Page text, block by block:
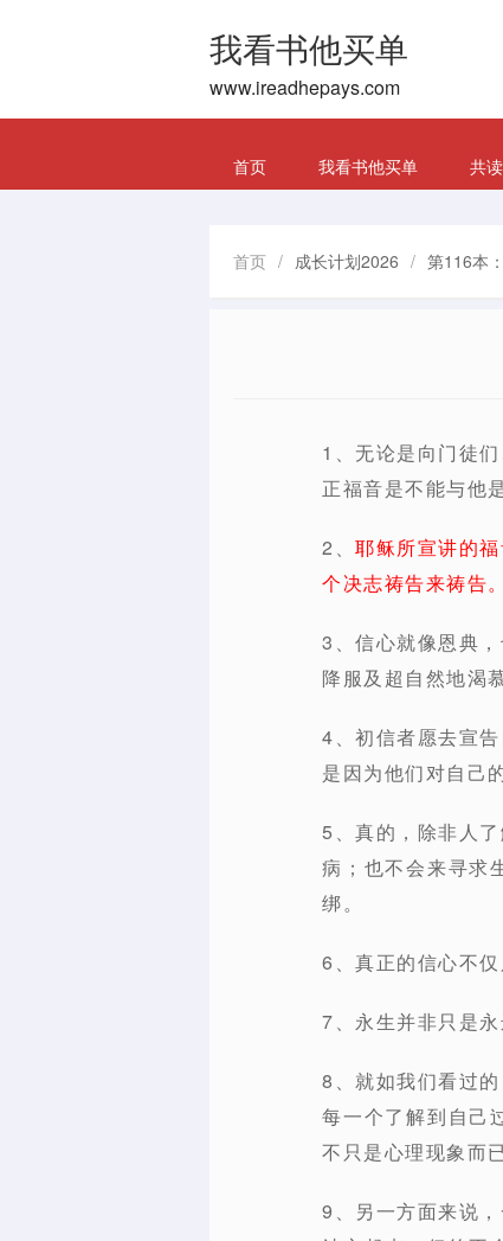
我看书他买单
www.ireadhepays.com
首页 我看书他买单 共
首页 / 成长计划2026 / 第116本
1、无论是向门徒
正福音是不能与他
2、耶稣所宣讲的
个决志祷告来祷告。
3、信心就像恩典
降服及超自然地渴
4、初信者愿去宣
是因为他们对自己
5、真的，除非人
病；也不会来寻求
绑。
6、真正的信心不
7、永生并非只是
8、就如我们看过
每一个了解到自己
不只是心理现象而已
9、另一方面来说